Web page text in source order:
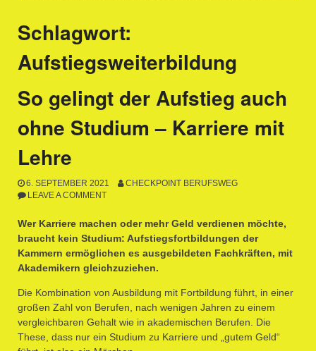
Schlagwort:
Aufstiegsweiterbildung
So gelingt der Aufstieg auch
ohne Studium – Karriere mit
Lehre
6. SEPTEMBER 2021
CHECKPOINT BERUFSWEG
LEAVE A COMMENT
Wer Karriere machen oder mehr Geld verdienen möchte,
braucht kein Studium: Aufstiegsfortbildungen der
Kammern ermöglichen es ausgebildeten Fachkräften, mit
Akademikern gleichzuziehen.
Die Kombination von Ausbildung mit Fortbildung führt, in einer
großen Zahl von Berufen, nach wenigen Jahren zu einem
vergleichbaren Gehalt wie in akademischen Berufen. Die
These, dass nur ein Studium zu Karriere und „gutem Geld“